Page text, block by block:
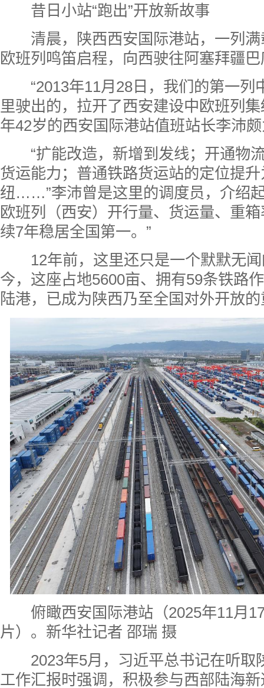
昔日小站“跑出”开放新故事
清晨， 陕西西安国际港站，一列
欧班列鸣笛启程，向西驶往阿塞拜疆
“2013年11月28日，我们的第一列
里驶出的，拉开了西安建设中欧班列
年42岁的西安国际港站值班站长李沛
“扩能改造，新增到发线；开通物
货运能力；普通铁路货运站的定位提
纽……”李沛曾是这里的调度员，介绍
欧班列（西安）开行量、货运量、重
续7年稳居全国第一。”
12年前，这里还只是一个默默无闻
今，这座占地5600亩、拥有59条铁路
陆港，已成为陕西乃至全国对外开放
俯瞰西安国际港站（2025年11月
片）。新华社记者 邵瑞 摄
2023年5月，习近平总书记在听取
工作汇报时强调， 积极参与西部陆海